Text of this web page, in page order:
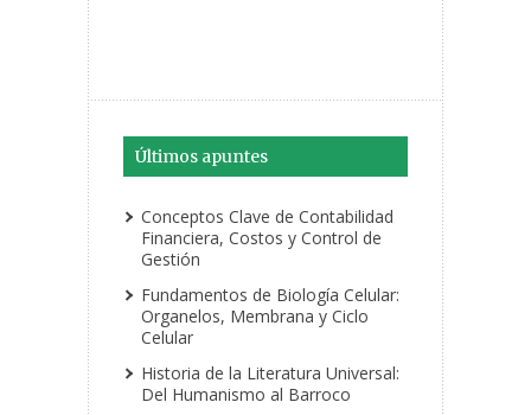
Últimos apuntes
Conceptos Clave de Contabilidad
Financiera, Costos y Control de
Gestión
Fundamentos de Biología Celular:
Organelos, Membrana y Ciclo
Celular
Historia de la Literatura Universal:
Del Humanismo al Barroco